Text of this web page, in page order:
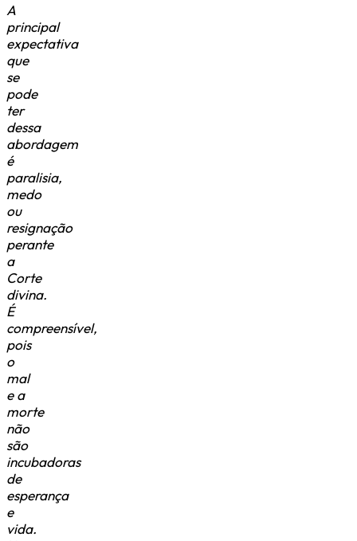
A
principal
expectativa
que
se
pode
ter
dessa
abordagem
é
paralisia,
medo
ou
resignação
perante
a
Corte
divina.
É
compreensível,
pois
o
mal
e a
morte
não
são
incubadoras
de
esperança
e
vida.